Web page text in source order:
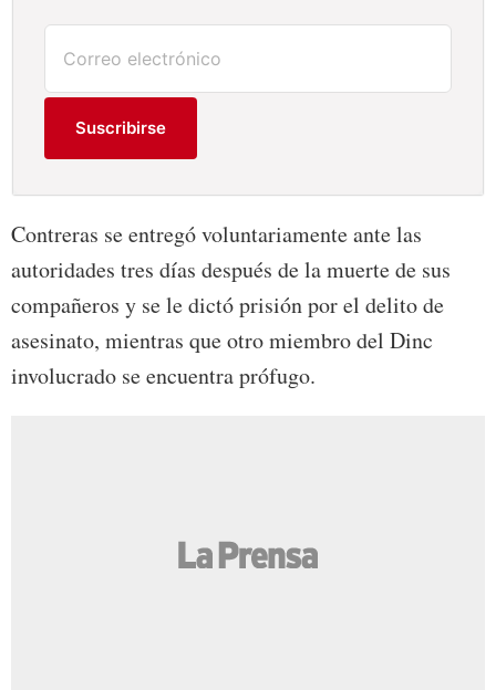
Suscribirse
Contreras se entregó voluntariamente ante las
autoridades tres días después de la muerte de sus
compañeros y se le dictó prisión por el delito de
asesinato, mientras que otro miembro del Dinc
involucrado se encuentra prófugo.